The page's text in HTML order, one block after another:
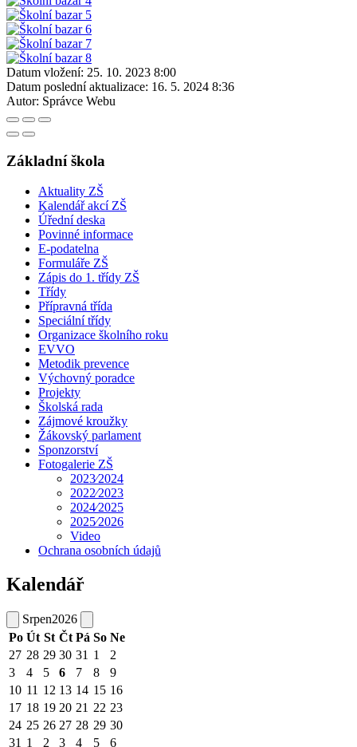
Datum vložení: 25. 10. 2023 8:00
Datum poslední aktualizace: 16. 5. 2024 8:36
Autor: Správce Webu
Základní škola
Aktuality ZŠ
Kalendář akcí ZŠ
Úřední deska
Povinné informace
E-podatelna
Formuláře ZŠ
Zápis do 1. třídy ZŠ
Třídy
Přípravná třída
Speciální třídy
Organizace školního roku
EVVO
Metodik prevence
Výchovný poradce
Projekty
Školská rada
Zájmové kroužky
Žákovský parlament
Sponzorství
Fotogalerie ZŠ
2023⁄2024
2022⁄2023
2024⁄2025
2025⁄2026
Video
Ochrana osobních údajů
Kalendář
Srpen2026
Po Út St Čt Pá So Ne
27 28 29 30 31 1
2
3
4 5 6 7 8
9
10 11 12 13 14 15 16
17 18 19 20 21 22 23
24 25 26 27 28 29 30
31 1 2 3 4 5 6